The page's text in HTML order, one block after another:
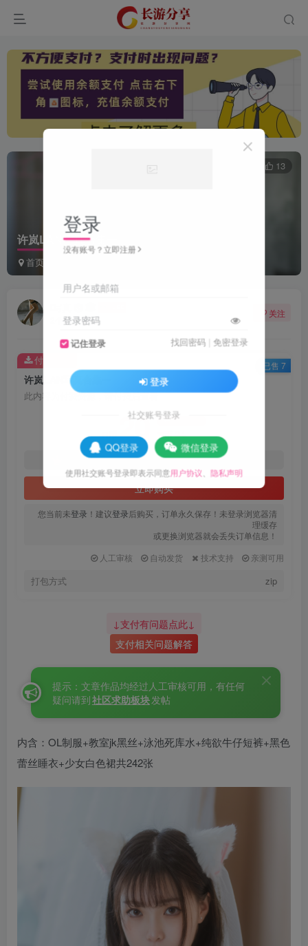
许岚LAN写真合集一
首页
13
2个月前更新
关注
许岚LAN写真合集一
此内容为付费资源，请付费后查看
R币20 限时特惠
R币24
黄金会员R币16 代理会员
立即购买
您当前未登录 ！建议登录后购买，订单永久保存！未登录浏览器清
理缓存
或更换浏览器就会丢失订单信息！
人工审核
自动发货 技术支持 亲测可用
打包方式 zip
付费资源 已售 7
↓支付有问题点此↓
支付相关问题解答
提示：文章作品均经过人工审核可用，有任何
疑问请到社区求助板块发帖
内含：OL制服+教室jk黑丝+泳池死库水+纯欲牛仔短裤+黑色
蕾丝睡衣+少女白色裙共242张
登录
没有账号？立即注册
用户名或邮箱
登录密码
记住登录 找回密码 |免密登录
登录
社交账号登录
QQ登录 微信登录
使用社交账号登录即表示同意用户协议、隐私声明